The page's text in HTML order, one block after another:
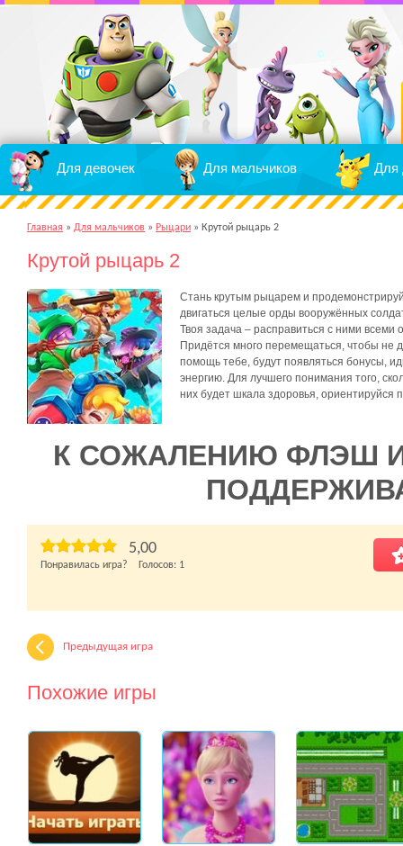
Для девочек Для мальчиков Для
Главная » Для мальчиков » Рыцари » Крутой рыцарь 2
Крутой рыцарь 2
Стань крутым рыцарем и
двигаться целые орды вооружённых
Твоя задача – расправиться с ними
Придётся много перемещаться, чтобы не
помощь тебе, будут появляться бонусы,
энергию. Для лучшего понимания того,
них будет шкала здоровья, ориентируйся
К СОЖАЛЕНИЮ ФЛЭШ
5,00
Понравилась игра? Голосов: 1
Предыдущая игра
Похожие игры